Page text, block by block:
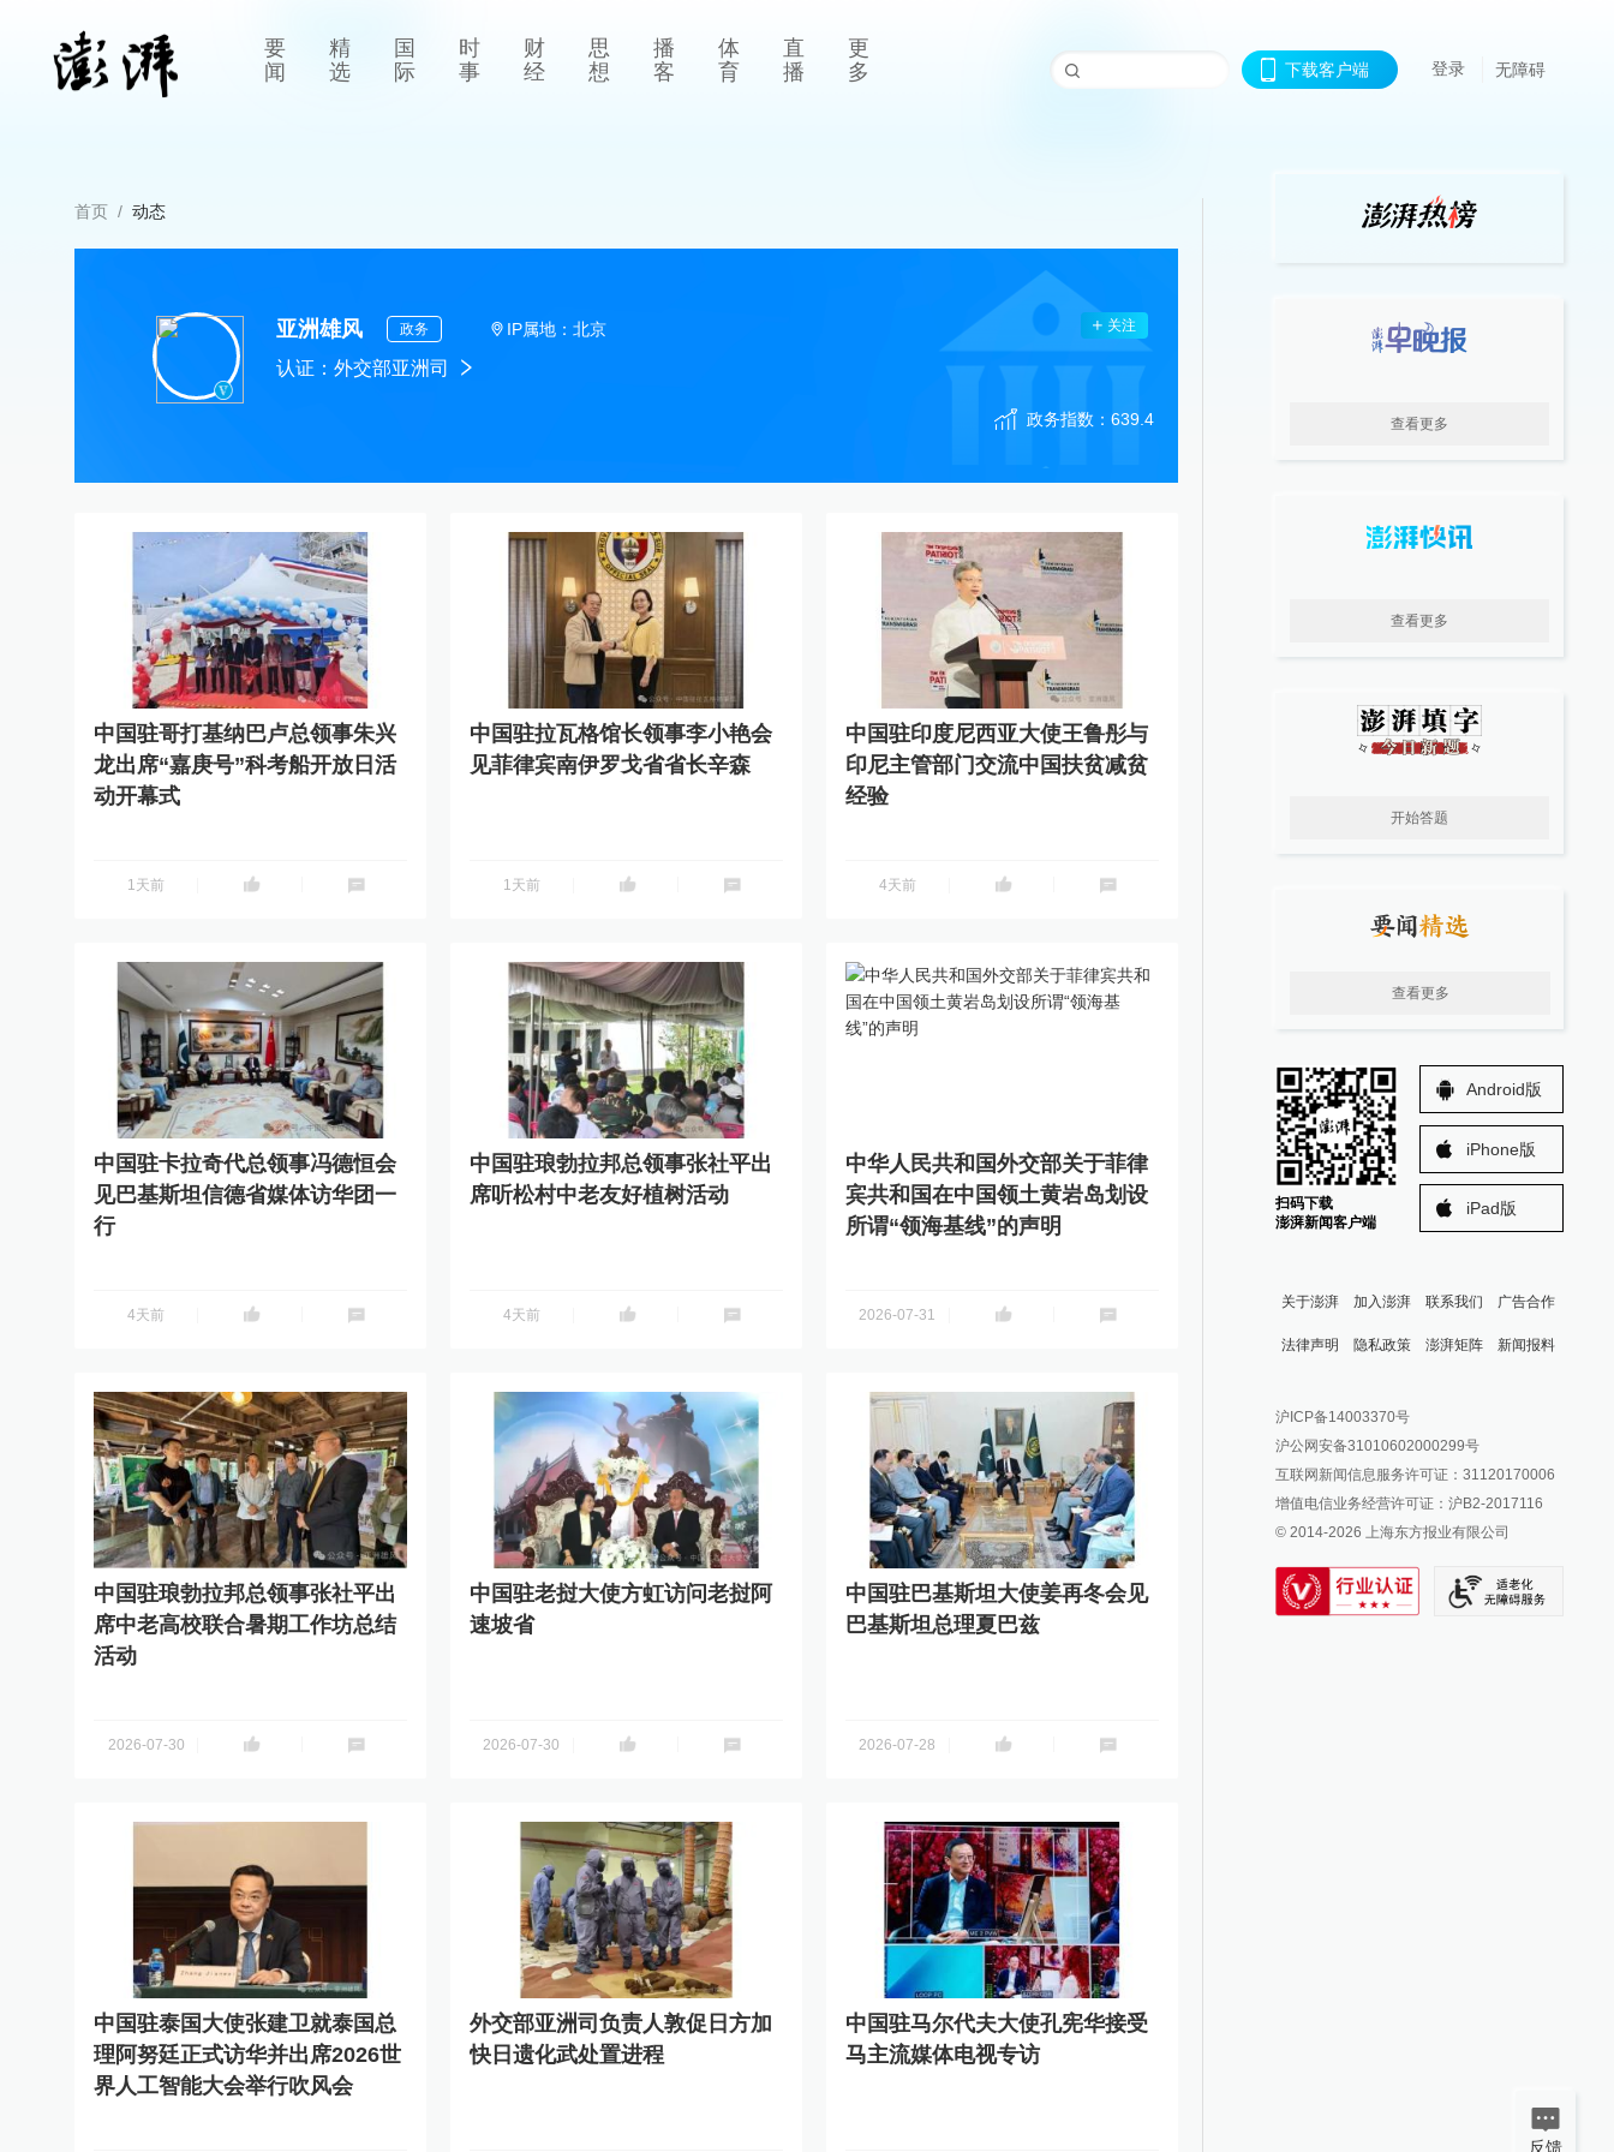
要
闻
精
选
国
际
时
事
财
经
思
想
播
客
体
育
直
播
更
多
下载客户端 登录 无障碍
首页 / 动态
亚洲雄风 政务 IP属地： 北京
认证： 外交部亚洲司
关注
政务指数：639.4
中国驻哥打基纳巴卢总领事朱兴
龙出席“嘉庚号”科考船开放日活
动开幕式
1天前
中国驻拉瓦格馆长领事李小艳会
见菲律宾南伊罗戈省省长辛森
1天前
中国驻印度尼西亚大使王鲁彤与
印尼主管部门交流中国扶贫减贫
经验
4天前
中国驻卡拉奇代总领事冯德恒会
见巴基斯坦信德省媒体访华团一
行
4天前
中国驻琅勃拉邦总领事张社平出
席听松村中老友好植树活动
4天前
中华人民共和国外交部关于菲律
宾共和国在中国领土黄岩岛划设
所谓“领海基线”的声明
2026-07-31
中国驻琅勃拉邦总领事张社平出
席中老高校联合暑期工作坊总结
活动
2026-07-30
中国驻老挝大使方虹访问老挝阿
速坡省
2026-07-30
中国驻巴基斯坦大使姜再冬会见
巴基斯坦总理夏巴兹
2026-07-28
中国驻泰国大使张建卫就泰国总
理阿努廷正式访华并出席2026世
界人工智能大会举行吹风会
外交部亚洲司负责人敦促日方加
快日遗化武处置进程
中国驻马尔代夫大使孔宪华接受
马主流媒体电视专访
查看更多
查看更多
开始答题
查看更多
扫码下载
澎湃新闻客户端
Android版
iPhone版
iPad版
关于澎湃 加入澎湃 联系我们 广告合作
法律声明 隐私政策 澎湃矩阵
澎湃新闻公众号
澎湃新闻抖音号
派生万物开放平台
IP SHANGHAI
SIXTH TONE
新闻报料
报料邮箱: news@thepaper.cn
沪ICP备14003370号
沪公网安备31010602000299号
互联网新闻信息服务许可证：31120170006
增值电信业务经营许可证：沪B2-2017116
© 2014-2026 上海东方报业有限公司
反馈